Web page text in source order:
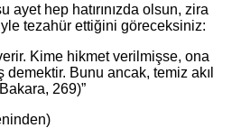
ayet hep hatırınızda olsun, zira
tezahür ettiğini göreceksiniz:
Kime hikmet verilmişse, ona
Bunu ancak, temiz akıl
269)”